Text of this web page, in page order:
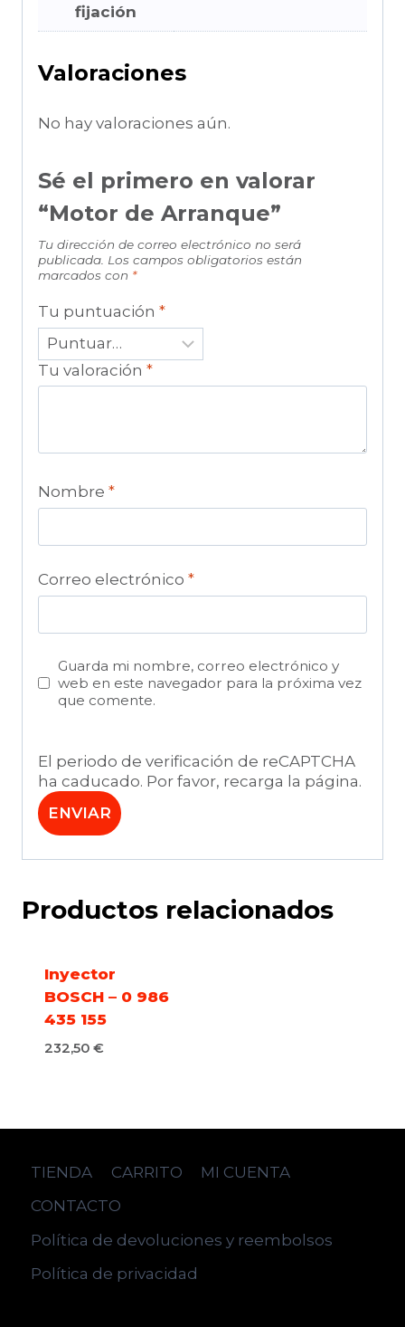
fijación
Valoraciones
No hay valoraciones aún.
Sé el primero en valorar
“Motor de Arranque”
Tu dirección de correo electrónico no será
publicada. Los campos obligatorios están
marcados con *
Tu puntuación *
Tu valoración *
Nombre *
Correo electrónico *
Guarda mi nombre, correo electrónico y
web en este navegador para la próxima vez
que comente.
El periodo de verificación de reCAPTCHA
ha caducado. Por favor, recarga la página.
Productos relacionados
Inyector
BOSCH – 0 986
435 155
232,50 €
TIENDA CARRITO
MI CUENTA
CONTACTO
Política de devoluciones y reembolsos
Política de privacidad